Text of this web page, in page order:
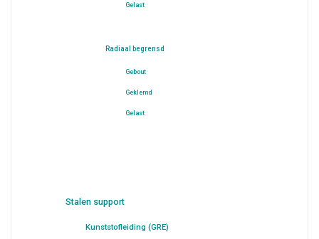
Gelast
Radiaal begrensd
Gebout
Geklemd
Gelast
Stalen support
Kunststofleiding (GRE)